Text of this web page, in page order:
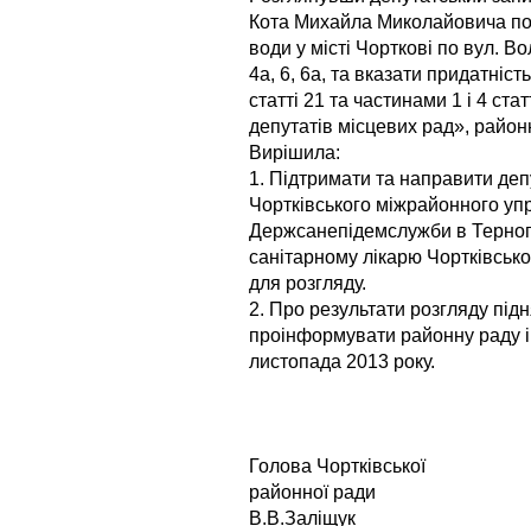
Кота Михайла Миколайовича
води у місті Чорткові по вул.
4а, 6, 6а, та вказати
статті 21 та частинами 1 і 4
депутатів місцевих рад»,
Вирішила:
1. Підтримати та направити
Чортківського міжрайонного
Держсанепідемслужби в
санітарному лікарю
для розгляду.
2. Про результати розгляду
проінформувати районну раду
листопада 2013 року.
Голова Чортківської
В.В.Заліщук